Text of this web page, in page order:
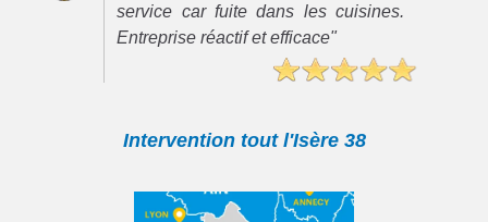
service car fuite dans les cuisines.
Entreprise réactif et efficace"
Intervention tout l'Isère 38